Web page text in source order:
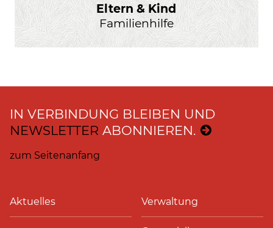
Eltern & Kind
Familienhilfe
IN VERBINDUNG BLEIBEN UND
NEWSLETTER ABONNIEREN.
zum Seitenanfang
Aktuelles Verwaltung